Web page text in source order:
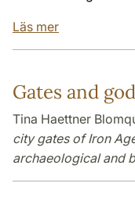
Läs mer
Gates and
Tina Haettner
city gates of Iron
archaeological and